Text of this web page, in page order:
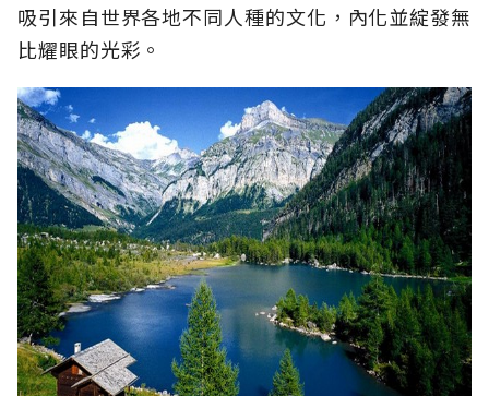
吸引來自世界各地不同人種的文化，內化並綻發無
比耀眼的光彩。